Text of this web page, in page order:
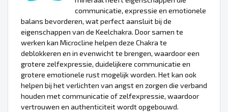
communicatie, expressie en emotionele
balans bevorderen, wat perfect aansluit bij de
eigenschappen van de Keelchakra. Door samen te
werken kan Microcline helpen deze Chakra te
deblokkeren en in evenwicht te brengen, waardoor een
grotere zelfexpressie, duidelijkere communicatie en
grotere emotionele rust mogelijk worden. Het kan ook
helpen bij het verlichten van angst en zorgen die verband
houden met communicatie of zelfexpressie, waardoor
vertrouwen en authenticiteit wordt opgebouwd.